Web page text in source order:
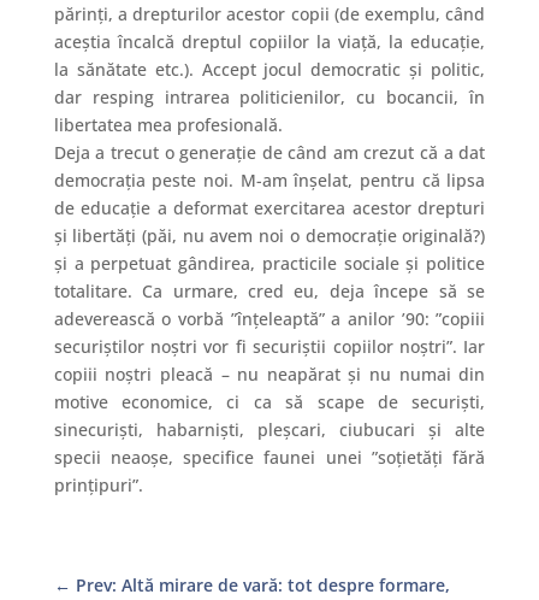
părinți, a drepturilor acestor copii (de exemplu, când
aceștia încalcă dreptul copiilor la viață, la educație,
la sănătate etc.). Accept jocul democratic și politic,
dar resping intrarea politicienilor, cu bocancii, în
libertatea mea profesională.
Deja a trecut o generație de când am crezut că a dat
democrația peste noi. M-am înșelat, pentru că lipsa
de educație a deformat exercitarea acestor drepturi
și libertăți (păi, nu avem noi o democrație originală?)
și a perpetuat gândirea, practicile sociale și politice
totalitare. Ca urmare, cred eu, deja începe să se
adeverească o vorbă ”înțeleaptă” a anilor ’90: ”copiii
securiștilor noștri vor fi securiștii copiilor noștri”. Iar
copiii noștri pleacă – nu neapărat și nu numai din
motive economice, ci ca să scape de securiști,
sinecuriști, habarniști, pleșcari, ciubucari și alte
specii neaoșe, specifice faunei unei ”soţietăți fără
prinţipuri”.
← Prev: Altă mirare de vară: tot despre formare,